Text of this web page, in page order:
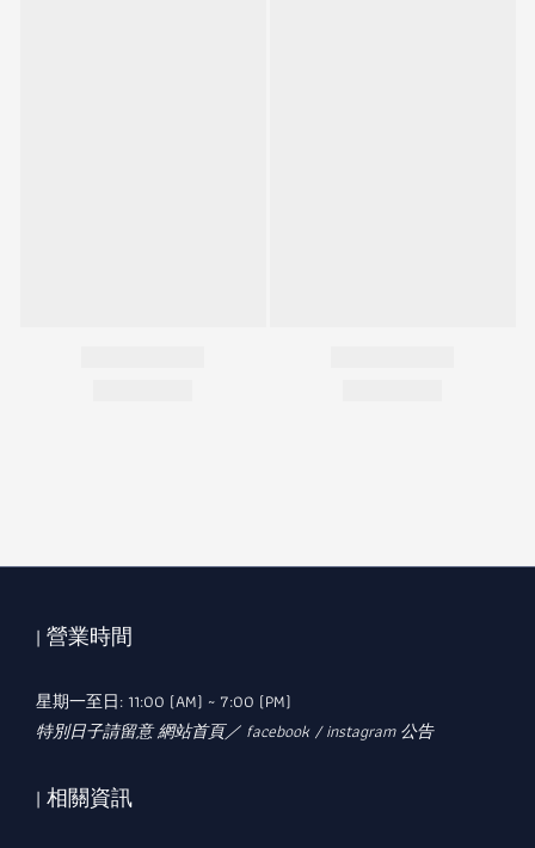
| 營業時間
星期一至日: 11:00 (AM) ~ 7:00 (PM)
特別日子請留意 網站首頁／ facebook / instagram 公告
| 相關資訊